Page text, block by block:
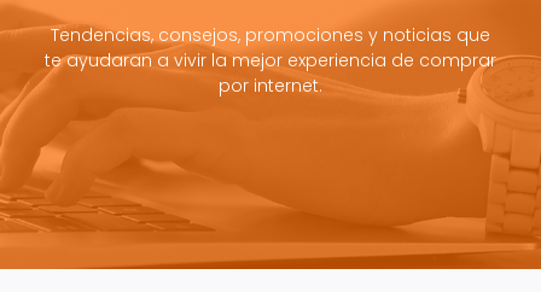
Tendencias, consejos, promociones y noticias que
te ayudaran a vivir la mejor experiencia de comprar
por internet.